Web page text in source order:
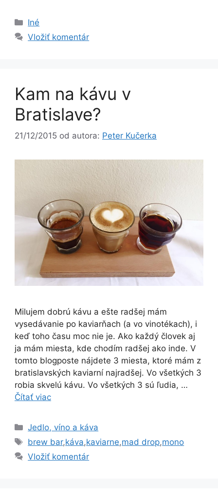
Kategórie
Iné
Vložiť komentár
Kam na kávu v
Bratislave?
21/12/2015 od autora: Peter Kučerka
Milujem dobrú kávu a ešte radšej mám
vysedávanie po kaviarňach (a vo vinotékach), i
keď toho času moc nie je. Ako každý človek aj
ja mám miesta, kde chodím radšej ako inde. V
tomto blogposte nájdete 3 miesta, ktoré mám z
bratislavských kaviarní najradšej. Vo všetkých 3
robia skvelú kávu. Vo všetkých 3 sú ľudia, …
Čítať viac
Kategórie
Jedlo, víno a káva
Značky
brew bar,káva,kaviarne,mad drop,mono
Vložiť komentár